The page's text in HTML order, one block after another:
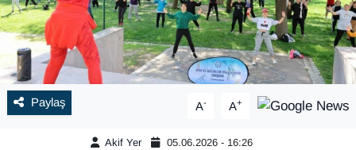
Paylaş A- A+
Akif Yer 05.06.2026 - 16:26